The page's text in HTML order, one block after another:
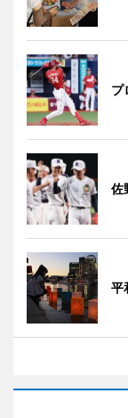
プ
佐
平